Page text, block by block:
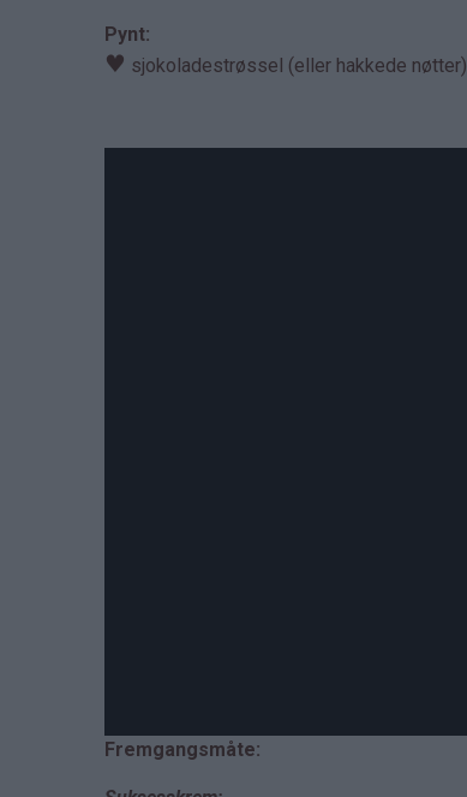
Pynt:
♥ sjokoladestrøssel (eller hakkede nøtter)
Fremgangsmåte: